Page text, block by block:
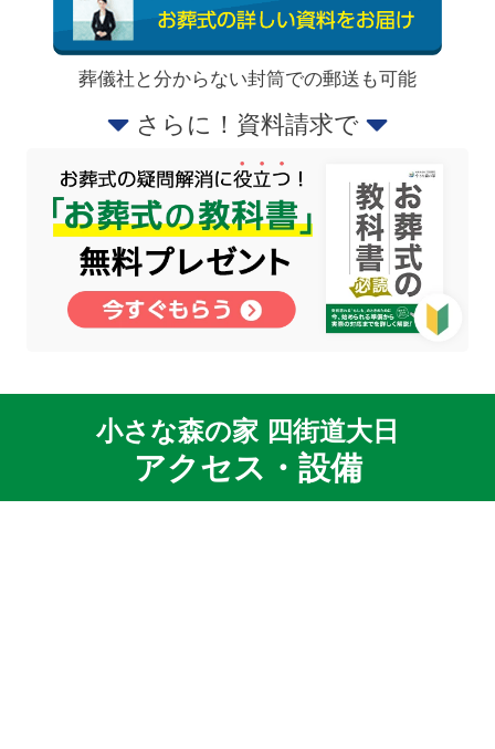
葬儀社と分からない封筒での郵送も可能
さらに！資料請求で
小さな森の家 四街道大日
アクセス・設備